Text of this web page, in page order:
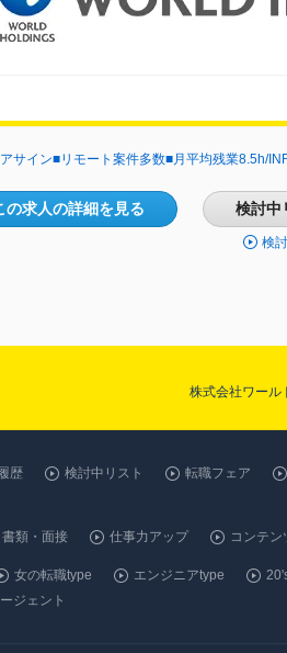
サイン■リモート案件多数■月平均残業8.5h/
の求人の詳細を見る 検討中
検
株式会社ワール
歴 検討中リスト 転職フェア
書類・面接 仕事力アップ コンテ
女の転職type エンジニアtype
ジェント